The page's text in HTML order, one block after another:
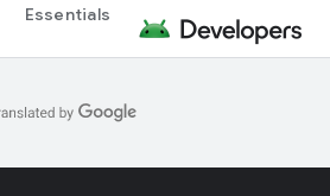
Essentials